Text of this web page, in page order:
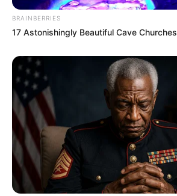
BRAINBERRIES
17 Astonishingly Beautiful Cave Churches